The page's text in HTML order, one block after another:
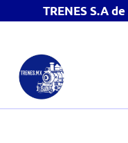
TRENES S.A
contenido